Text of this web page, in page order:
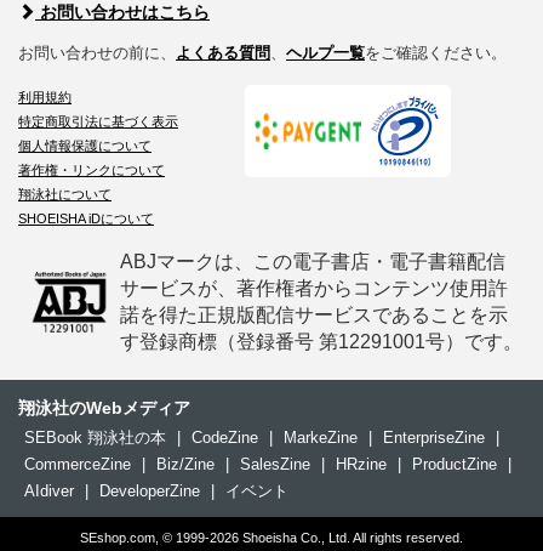
お問い合わせはこちら
お問い合わせの前に、 よくある質問 ヘルプ一覧をご確認ください。
利用規約
特定商取引法に基づく表示
個人情報保護について
著作権・リンクについて
翔泳社について
SHOEISHA iDについて
ABJマークは、この電子書店・電子書籍配信
サービスが、著作権者からコンテンツ使用許
諾を得た正規版配信サービスであることを示
す登録商標（登録番号 第12291001号）です。
翔泳社のWebメディア
SEBook 翔泳社の本 | CodeZine | MarkeZine | EnterpriseZine
|
CommerceZine
| Biz/Zine | SalesZine | HRzine | ProductZine
|
AIdiver
| DeveloperZine | イベント
SEshop.com, © 1999-2026 Shoeisha Co., Ltd. All rights reserved.